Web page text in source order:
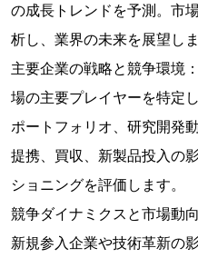
の成長トレンドを予測。市
析し、業界の未来を展望しま
主要企業の戦略と競争環境
場の主要プレイヤーを特定
ポートフォリオ、研究開発
提携、買収、新製品投入の
ショニングを評価します。
競争ダイナミクスと市場動
新規参入企業や技術革新の